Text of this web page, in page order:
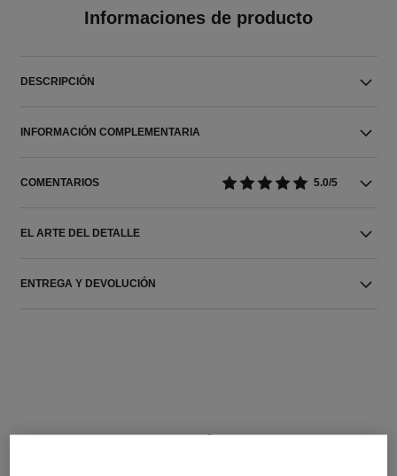
Informaciones de producto
DESCRIPCIÓN
INFORMACIÓN COMPLEMENTARIA
COMENTARIOS 5.0/5
EL ARTE DEL DETALLE
ENTREGA Y DEVOLUCIÓN